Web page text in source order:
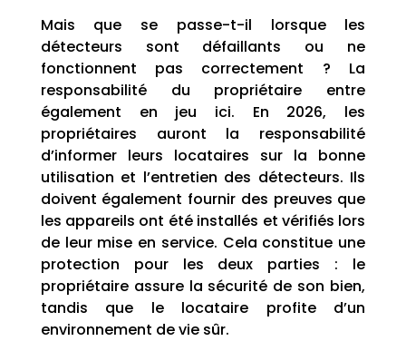
Mais que se passe-t-il lorsque les
détecteurs sont défaillants ou ne
fonctionnent pas correctement ? La
responsabilité du propriétaire entre
également en jeu ici. En 2026, les
propriétaires auront la responsabilité
d’informer leurs locataires sur la bonne
utilisation et l’entretien des détecteurs. Ils
doivent également fournir des preuves que
les appareils ont été installés et vérifiés lors
de leur mise en service. Cela constitue une
protection pour les deux parties : le
propriétaire assure la sécurité de son bien,
tandis que le locataire profite d’un
environnement de vie sûr.